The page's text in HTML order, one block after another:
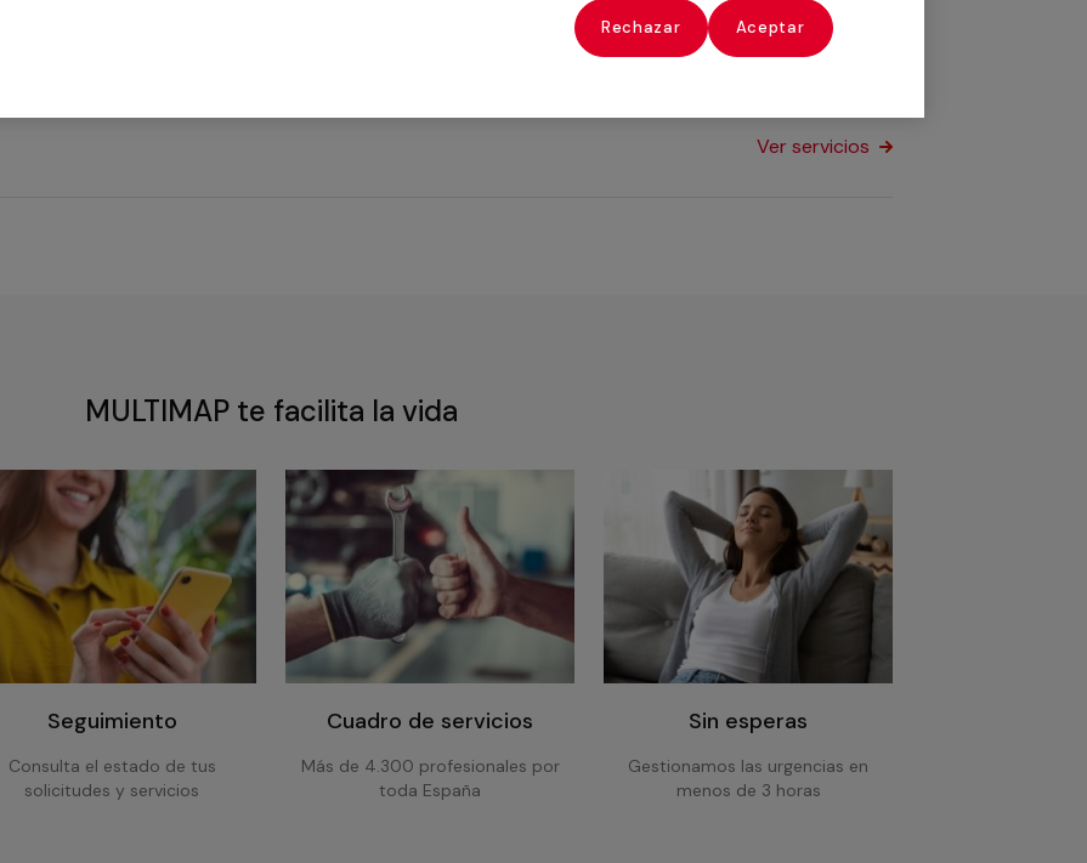
¿Necesitas llevar a cabo una limpieza de la piscina en tu hogar o negocio? Colaboramos con
limpiadores profesionales que se encargarán de dejar las instalaciones de tu hogar, negocio o
Ver servicios
MULTIMAP te facilita la vida
Seguimiento
Consulta el estado de tus
solicitudes y servicios
Cuadro de servicios
Más de 4.300 profesionales por
toda España
Sin esperas
Gestionamos las urgencias en
menos de 3 horas
Rechazar Aceptar